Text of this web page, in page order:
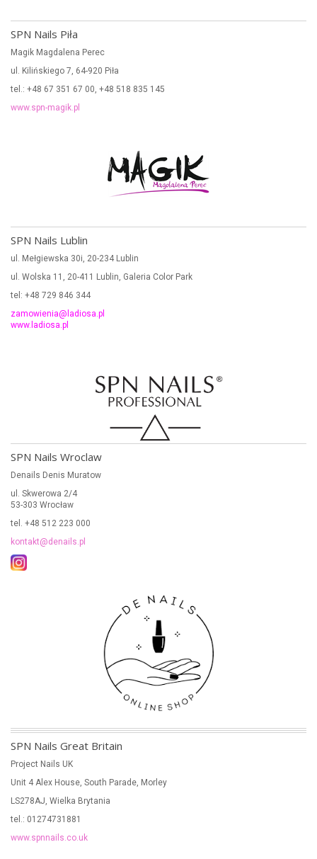
SPN Nails Piła
Magik Magdalena Perec
ul. Kilińskiego 7, 64-920 Piła
tel.: +48 67 351 67 00, +48 518 835 145
www.spn-magik.pl
SPN Nails Lublin
ul. Mełgiewska 30i, 20-234 Lublin
ul. Wolska 11, 20-411 Lublin, Galeria Color Park
tel: +48 729 846 344
zamowienia@ladiosa.pl
www.ladiosa.pl
SPN Nails Wroclaw
Denails Denis Muratow
ul. Skwerowa 2/4
53-303 Wrocław
tel. +48 512 223 000
kontakt@denails.pl
SPN Nails Great Britain
Project Nails UK
Unit 4 Alex House, South Parade, Morley
LS278AJ, Wielka Brytania
tel.: 01274731881
www.spnnails.co.uk